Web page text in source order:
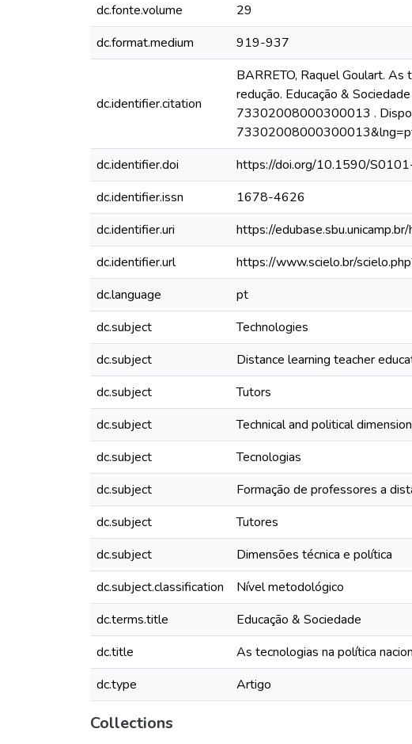
dc.fonte.volume
29
dc.format.medium
919-937
dc.identifier.citation
BARRETO, Raquel Goulart. As
redução. Educação &
73302008000300013 .
dc.identifier.doi
https://doi.org/10.1590/
dc.identifier.issn
1678-4626
dc.identifier.uri
https://
dc.identifier.url
https://www.scielo.br/
dc.language
pt
dc.subject
Technologies
dc.subject
Distance learning teacher
dc.subject
Tutors
dc.subject
Technical and political
dc.subject
Tecnologias
dc.subject
Formação de professores a
dc.subject
Tutores
dc.subject
Dimensões técnica e política
dc.subject.classification
Nível metodológico
dc.terms.title
Educação & Sociedade
dc.title
As tecnologias na política
dc.type
Artigo
Collections